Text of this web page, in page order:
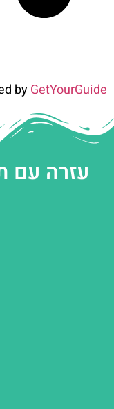
byGetYourGuide
עזרה עם